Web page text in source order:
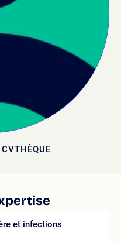
et infections